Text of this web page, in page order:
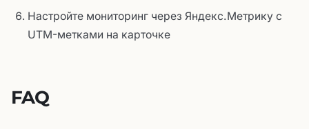
Настройте мониторинг через Яндекс.Метрику с
UTM-метками на карточке
FAQ